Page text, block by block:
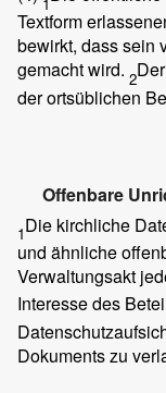
Textform
bewirkt, dass sein
gemacht wird. 2
der ortsüblichen
Offenbare
1Die kirchliche
und ähnliche
Verwaltungsakt
Interesse des
Dokuments zu